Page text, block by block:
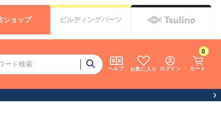
ヘルプ お気に入り ログイン カート
0
ショップ ビルディングパーツ